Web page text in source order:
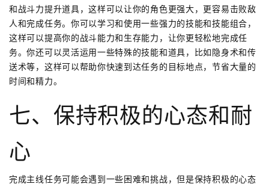
和战斗力提升道具，这样可以让你的角色更强大，更容易击败敌
人和完成任务。你可以学习和使用一些强力的技能和技能组合，
这样可以提高你的战斗能力和生存能力，让你更轻松地完成任
务。你还可以灵活运用一些特殊的技能和道具，比如隐身术和传
送术等，这样可以帮助你快速到达任务的目标地点，节省大量的
时间和精力。
七、保持积极的心态和耐
心
完成主线任务可能会遇到一些困难和挑战，但是保持积极的心态